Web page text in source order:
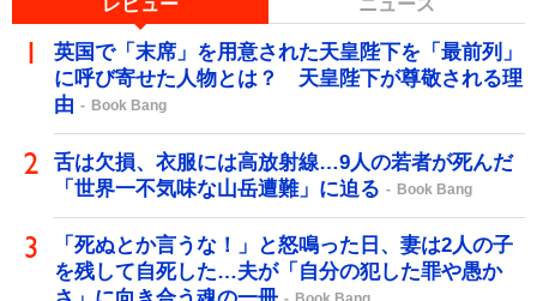
レビュー ニュース
英国で「末席」を用意された天皇陛下を「最前列」
に呼び寄せた人物とは？ 天皇陛下が尊敬される理
由
Book Bang
舌は欠損、衣服には高放射線…9人の若者が死んだ
「世界一不気味な山岳遭難」に迫る
Book Bang
「死ぬとか言うな！」と怒鳴った日、妻は2人の子
を残して自死した…夫が「自分の犯した罪や愚か